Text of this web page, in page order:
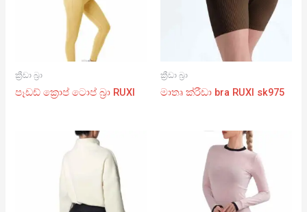
ක්‍රීඩා බ්‍රා
පෑඩඩ් ක්‍රොප් ටොප් බ්‍රා RUXI
ක්‍රීඩා බ්‍රා
මාතෘ ක්රීඩා bra RUXI sk975